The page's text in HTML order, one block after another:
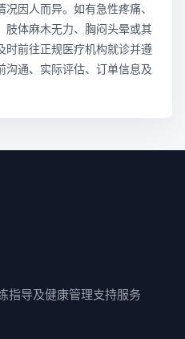
因人而异。如有急性疼痛、
肢体麻木无力、胸闷头晕或其
时前往正规医疗机构就诊并遵
沟通、实际评估、订单信息及
指导及健康管理支持服务